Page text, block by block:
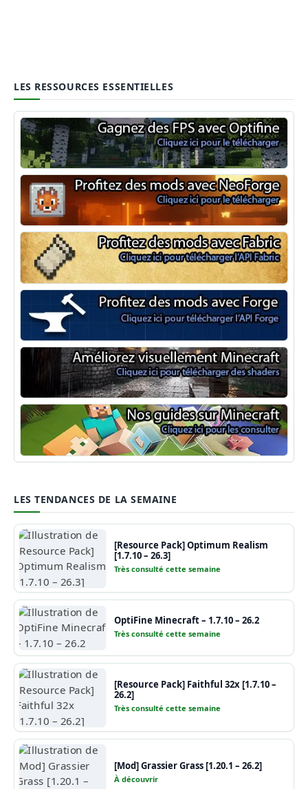
LES RESSOURCES ESSENTIELLES
Optifine
NeoForge
Minecraft Fabric
Minecraft Forge
Shaders Minecraft
Guide Minecraft
LES TENDANCES DE LA SEMAINE
[Resource Pack] Optimum Realism
[1.7.10 – 26.3]
Très consulté cette semaine
OptiFine Minecraft – 1.7.10 – 26.2
Très consulté cette semaine
[Resource Pack] Faithful 32x [1.7.10 –
26.2]
Très consulté cette semaine
[Mod] Grassier Grass [1.20.1 – 26.2]
À découvrir